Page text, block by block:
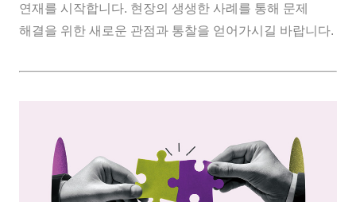
연재를 시작합니다. 현장의 생생한 사례를 통해 문제
해결을 위한 새로운 관점과 통찰을 얻어가시길 바랍니다.